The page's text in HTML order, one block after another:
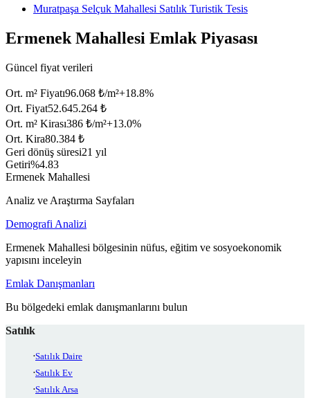
Muratpaşa Selçuk Mahallesi Satılık Turistik Tesis
Ermenek Mahallesi Emlak Piyasası
Güncel fiyat verileri
Ort. m² Fiyatı96.068 ₺/m²+18.8%
Ort. Fiyat52.645.264 ₺
Ort. m² Kirası386 ₺/m²+13.0%
Ort. Kira80.384 ₺
Geri dönüş süresi21 yıl
Getiri%4.83
Ermenek Mahallesi
Analiz ve Araştırma Sayfaları
Demografi Analizi
Ermenek Mahallesi bölgesinin nüfus, eğitim ve sosyoekonomik
yapısını inceleyin
Emlak Danışmanları
Bu bölgedeki emlak danışmanlarını bulun
Satılık
Satılık Daire
Satılık Ev
Satılık Arsa